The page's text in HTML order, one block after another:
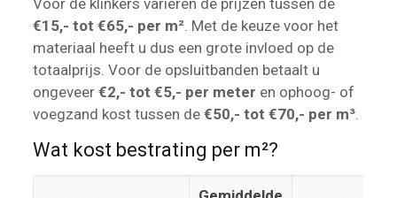
Voor de klinkers variëren de prijzen tussen de
€15,- tot €65,- per m². Met de keuze voor het
materiaal heeft u dus een grote invloed op de
totaalprijs. Voor de opsluitbanden betaalt u
ongeveer €2,- tot €5,- per meter en ophoog- of
voegzand kost tussen de €50,- tot €70,- per m³.
Wat kost bestrating per m²?